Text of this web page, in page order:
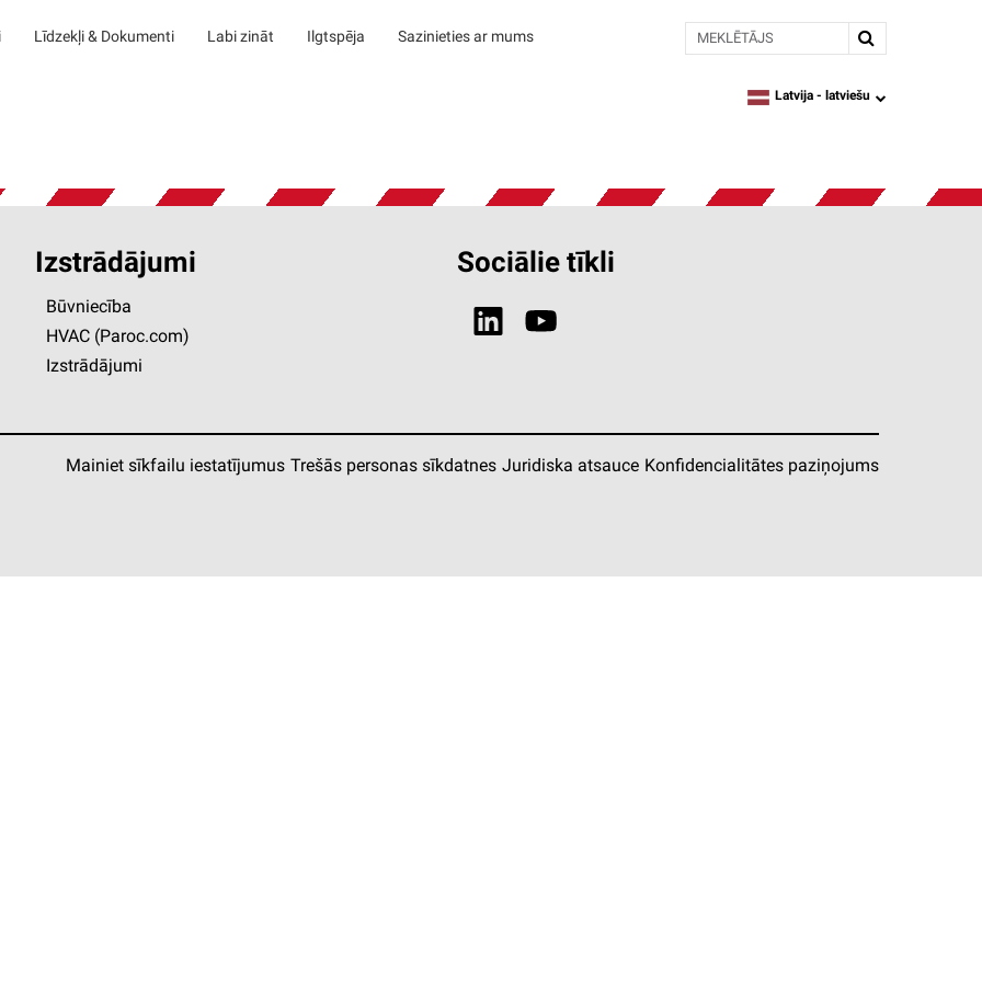
Līdzekļi & Dokumenti Labi zināt Ilgtspēja Sazinieties ar mums Meklētājs
language
Latvija - latviešu
Izstrādājumi
Būvniecība
HVAC (Paroc.com)
Izstrādājumi
Sociālie tīkli
Mainiet sīkfailu iestatījumus Trešās personas sīkdatnes Juridiska atsauce Konfidencialitātes paziņojums